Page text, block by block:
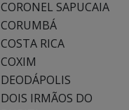
CORONEL SAPUCAIA
CORUMBÁ
COSTA RICA
COXIM
DEODÁPOLIS
DOIS IRMÃOS DO